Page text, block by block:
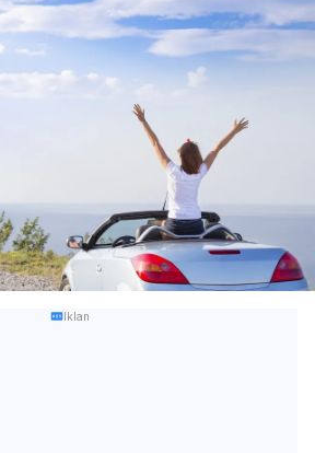
Iklan